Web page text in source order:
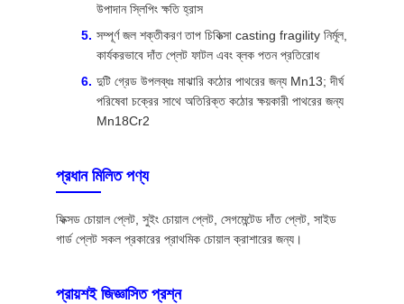
উপাদান স্লিপিং ক্ষতি হ্রাস
সম্পূর্ণ জল শক্তীকরণ তাপ চিকিত্সা casting fragility নির্মূল,
কার্যকরভাবে দাঁত প্লেট ফাটল এবং ব্লক পতন প্রতিরোধ
দুটি গ্রেড উপলব্ধঃ মাঝারি কঠোর পাথরের জন্য Mn13; দীর্ঘ
পরিষেবা চক্রের সাথে অতিরিক্ত কঠোর ক্ষয়কারী পাথরের জন্য
Mn18Cr2
প্রধান মিলিত পণ্য
ফিক্সড চোয়াল প্লেট, সুইং চোয়াল প্লেট, সেগমেন্টেড দাঁত প্লেট, সাইড
গার্ড প্লেট সকল প্রকারের প্রাথমিক চোয়াল ক্রাশারের জন্য।
প্রায়শই জিজ্ঞাসিত প্রশ্ন